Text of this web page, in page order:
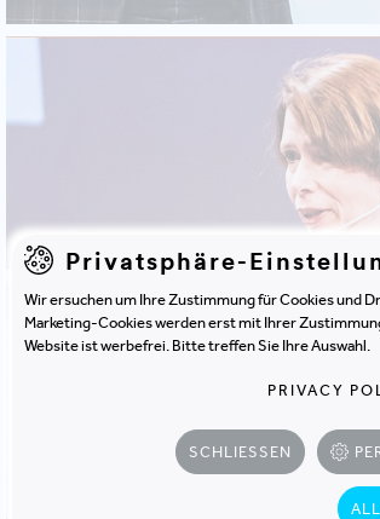
Privatsphäre-
Wir ersuchen um Ihre Zustimmung für Cookies und
Marketing-Cookies werden erst mit Ihrer
Website ist werbefrei. Bitte treffen Sie Ihre Auswahl.
PRIVACY
SCHLIESSEN